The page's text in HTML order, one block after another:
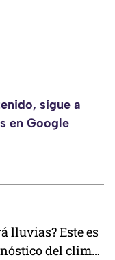
sigue a
en Google
lluvias? Este es
del clima